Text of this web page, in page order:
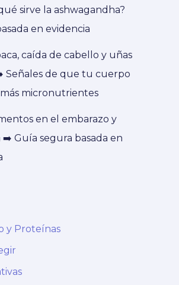
sirve la ashwagandha?
en evidencia
caída de cabello y uñas
Señales de que tu cuerpo
micronutrientes
en el embarazo y
➡️ Guía segura basada en
y Proteínas